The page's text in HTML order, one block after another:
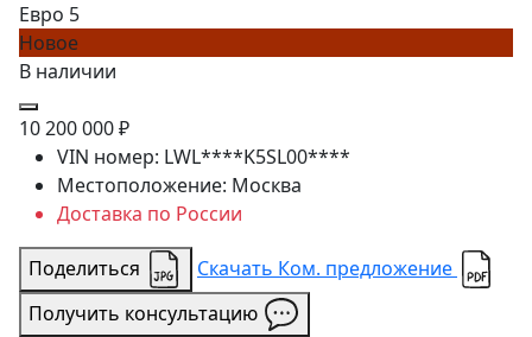
Евро 5
Новое
В наличии
10 200 000 ₽
VIN номер: LWL****K5SL00****
Местоположение: Москва
Доставка по России
Поделиться
Скачать Ком. предложение
Получить консультацию